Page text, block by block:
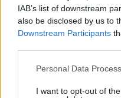
IAB’s list of downstream
also be disclosed by us to
Downstream Participants
Please note that this
not limited to your visit or
Personal Data
I want to opt-out of